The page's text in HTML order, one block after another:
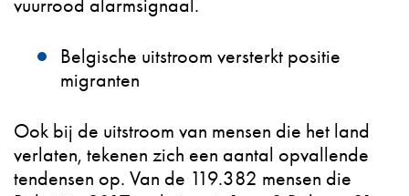
vuurrood alarmsignaal.
Belgische uitstroom versterkt positie
migranten
Ook bij de uitstroom van mensen die het land
verlaten, tekenen zich een aantal opvallende
tendensen op. Van de 119.382 mensen die